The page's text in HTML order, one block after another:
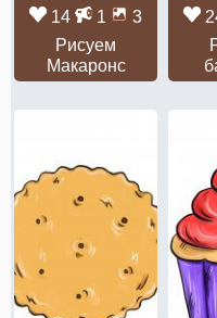
14 1
3
Рисуем
Макаронс